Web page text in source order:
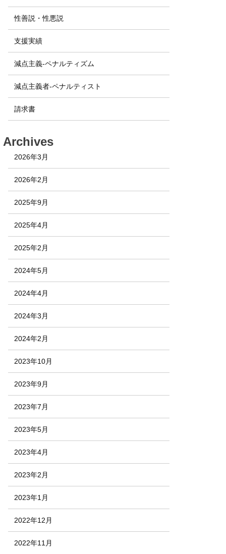
性善説・性悪説
支援実績
減点主義-ペナルティズム
減点主義者-ペナルティスト
請求書
Archives
2026年3月
2026年2月
2025年9月
2025年4月
2025年2月
2024年5月
2024年4月
2024年3月
2024年2月
2023年10月
2023年9月
2023年7月
2023年5月
2023年4月
2023年2月
2023年1月
2022年12月
2022年11月